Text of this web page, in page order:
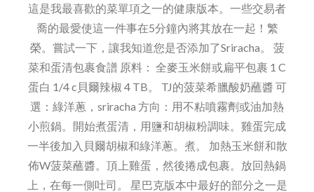
這是我最喜歡的菜單項之一的健康版本。一些交易者
喬的最愛使這一件事在5分鐘內將其放在一起！繁
榮。嘗試一下，讓我知道您是否添加了Sriracha。 菠
菜和蛋清包裹食譜 原料： 全麥玉米餅或扁平包裹 1 C
蛋白 1/4 c貝爾辣椒 4 TB。 TJ的菠菜希臘酸奶蘸醬 可
選：綠洋蔥，sriracha 方向：用不粘噴霧劑或油加熱
小煎鍋。開始煮蛋清，用鹽和胡椒粉調味。雞蛋完成
一半後加入貝爾胡椒和綠洋蔥。煮。 加熱玉米餅和散
佈W菠菜蘸醬。頂上雞蛋，然後捲成包裹。放回熱鍋
上，在每一側吐司。 星巴克版本中最好的部分之一是